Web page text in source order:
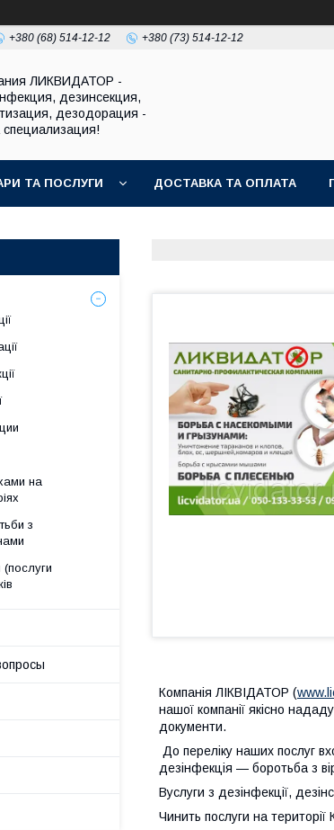
+380 (68) 514-12-12 +380 (73) 514-12-12
ЛИКВИДАТОР -
дезинсекция,
дезодорация -
ТА ПОСЛУГИ ДОСТАВКА ТА ОПЛАТА
Компанія ЛІКВІДАТОР (
нашої компанії якісно
документи.
До переліку наших послуг
дезінфекція — боротьба з
Вуслуги з дезінфекції,
Чинить послуги на території
на
з
(послуги